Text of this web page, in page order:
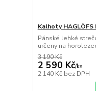
Kalhoty
Pánské lehké
určeny na
3 190 Kč
2 590 Kč/ks
2 140 Kč bez DPH